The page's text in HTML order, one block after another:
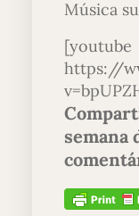
Música
[youtube
https://
semana